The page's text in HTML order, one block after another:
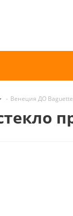
- Венеция ДО Baguette